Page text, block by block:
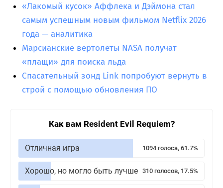
«Лакомый кусок» Аффлека и Дэймона стал
самым успешным новым фильмом Netflix 2026
года — аналитика
Марсианские вертолеты NASA получат
«плащи» для поиска льда
Спасательный зонд Link попробуют вернуть в
строй с помощью обновления ПО
Как вам Resident Evil Requiem?
Отличная игра 1094 голоса, 61.7%
Хорошо, но могло быть лучше 310 голосов, 17.5%